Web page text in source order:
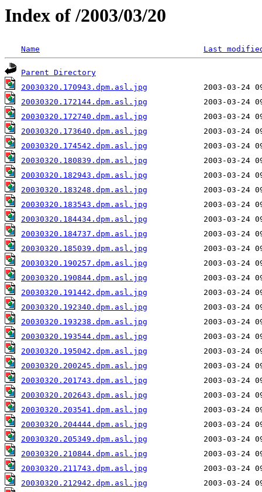
Index of /2003/03/20
Name Last
Parent Directory
20030320.170943.dpm.asl.jpg
20030320.172144.dpm.asl.jpg
20030320.172740.dpm.asl.jpg
20030320.173640.dpm.asl.jpg
20030320.174542.dpm.asl.jpg
20030320.180839.dpm.asl.jpg
20030320.182943.dpm.asl.jpg
20030320.183248.dpm.asl.jpg
20030320.183543.dpm.asl.jpg
20030320.184434.dpm.asl.jpg
20030320.184737.dpm.asl.jpg
20030320.185039.dpm.asl.jpg
20030320.190257.dpm.asl.jpg
20030320.190844.dpm.asl.jpg
20030320.191442.dpm.asl.jpg
20030320.192340.dpm.asl.jpg
20030320.193238.dpm.asl.jpg
20030320.193544.dpm.asl.jpg
20030320.195042.dpm.asl.jpg
20030320.200245.dpm.asl.jpg
20030320.201743.dpm.asl.jpg
20030320.202643.dpm.asl.jpg
20030320.203541.dpm.asl.jpg
20030320.204444.dpm.asl.jpg
20030320.205349.dpm.asl.jpg
20030320.210844.dpm.asl.jpg
20030320.211743.dpm.asl.jpg
20030320.212942.dpm.asl.jpg